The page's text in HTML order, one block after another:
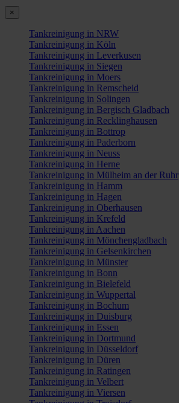
×
Tankreinigung in NRW
Tankreinigung in Köln
Tankreinigung in Leverkusen
Tankreinigung in Siegen
Tankreinigung in Moers
Tankreinigung in Remscheid
Tankreinigung in Solingen
Tankreinigung in Bergisch Gladbach
Tankreinigung in Recklinghausen
Tankreinigung in Bottrop
Tankreinigung in Paderborn
Tankreinigung in Neuss
Tankreinigung in Herne
Tankreinigung in Mülheim an der Ruhr
Tankreinigung in Hamm
Tankreinigung in Hagen
Tankreinigung in Oberhausen
Tankreinigung in Krefeld
Tankreinigung in Aachen
Tankreinigung in Mönchengladbach
Tankreinigung in Gelsenkirchen
Tankreinigung in Münster
Tankreinigung in Bonn
Tankreinigung in Bielefeld
Tankreinigung in Wuppertal
Tankreinigung in Bochum
Tankreinigung in Duisburg
Tankreinigung in Essen
Tankreinigung in Dortmund
Tankreinigung in Düsseldorf
Tankreinigung in Düren
Tankreinigung in Ratingen
Tankreinigung in Velbert
Tankreinigung in Viersen